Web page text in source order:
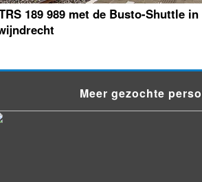
189 989 met de Busto-Shuttle in
Meer gezochte